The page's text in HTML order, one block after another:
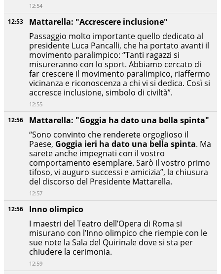
12:56
Inno olimpico
I maestri del Teatro dell’Opera di Roma si
misurano con l’Inno olimpico che riempie con le
sue note la Sala del Quirinale dove si sta per
chiudere la cerimonia.
12:59
12:56
Mattarella: "Goggia ha dato una bella spinta"
“Sono convinto che renderete orgoglioso il
Paese, Goggia ieri ha dato una bella spinta. Ma
sarete anche impegnati con il vostro
comportamento esemplare. Sarò il vostro primo
tifoso, vi auguro successi e amicizia”, la chiusura
del discorso del Presidente Mattarella.
12:57
12:53
Mattarella: "Accrescere inclusione"
Passaggio molto importante quello dedicato al
presidente Luca Pancalli, che ha portato avanti il
movimento paralimpico: “Tanti ragazzi si
misureranno con lo sport. Abbiamo cercato di
far crescere il movimento paralimpico, riaffermo
vicinanza e riconoscenza a chi vi si dedica. Così si
accresce inclusione, simbolo di civiltà”.
12:55
12:54